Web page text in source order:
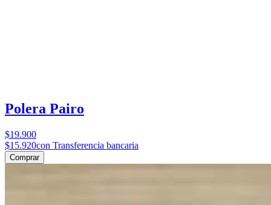
Polera Pairo
$19.900
$15.920con Transferencia bancaria
Comprar